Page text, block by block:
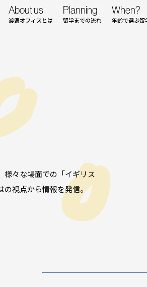
About us
渡邊オフィスとは
Planning
留学までの流れ
When?
年齢で選ぶ留
様々な場面での「イギリス
の視点から情報を発信。